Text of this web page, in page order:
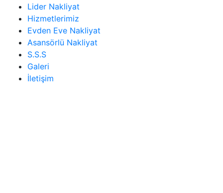
Lider Nakliyat
Hizmetlerimiz
Evden Eve Nakliyat
Asansörlü Nakliyat
S.S.S
Galeri
İletişim